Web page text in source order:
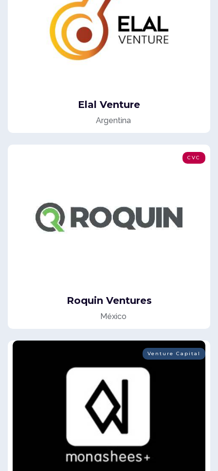
Elal Venture
Argentina
CVC
Roquin Ventures
México
Venture Capital